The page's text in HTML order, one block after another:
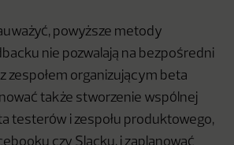
powyższe metody
nie pozwalają na bezpośredni
zespołem organizującym beta
także stworzenie wspólnej
testerów i zespołu produktowego,